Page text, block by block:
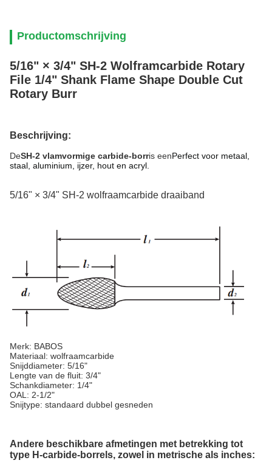
Productomschrijving
5/16" × 3/4" SH-2 Wolframcarbide Rotary
File 1/4" Shank Flame Shape Double Cut
Rotary Burr
Beschrijving:
DeSH-2 vlamvormige carbide-borris eenPerfect voor metaal,
staal, aluminium, ijzer, hout en acryl.
5/16" × 3/4" SH-2 wolfraamcarbide draaiband
Merk: BABOS
Materiaal: wolfraamcarbide
Snijddiameter: 5/16"
Lengte van de fluit: 3/4"
Schankdiameter: 1/4"
OAL: 2-1/2"
Snijtype: standaard dubbel gesneden
Andere beschikbare afmetingen met betrekking tot
type H-carbide-borrels, zowel in metrische als inches: